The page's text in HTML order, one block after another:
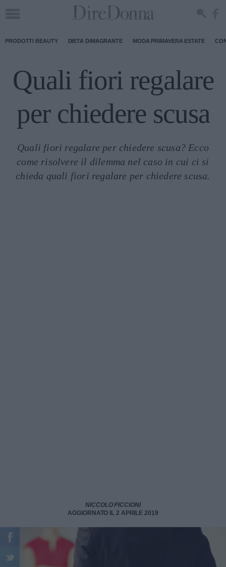
PRODOTTI BEAUTY DIETA DIMAGRANTE MODA PRIMAVERA ESTATE
Quali fiori regalare
per chiedere scusa
Quali fiori regalare per chiedere scusa? Ecco
come risolvere il dilemma nel caso in cui ci si
chieda quali fiori regalare per chiedere scusa.
NICCOLO PICCIONI
AGGIORNATO IL 2 APRILE 2019